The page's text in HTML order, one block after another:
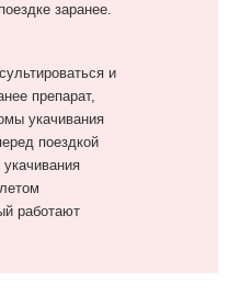
заранее.
и
препарат,
укачивания
поездкой
работают